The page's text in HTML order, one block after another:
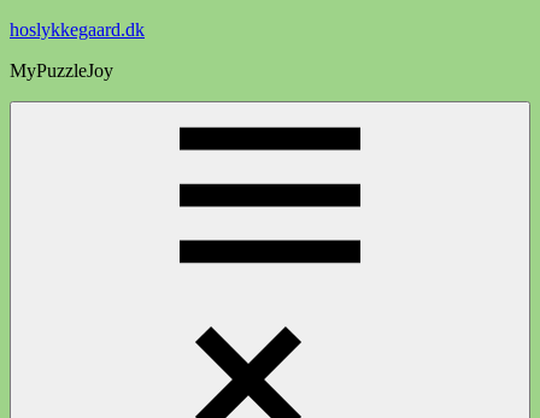
Videre
indhold
hoslykkegaard.dk
MyPuzzleJoy